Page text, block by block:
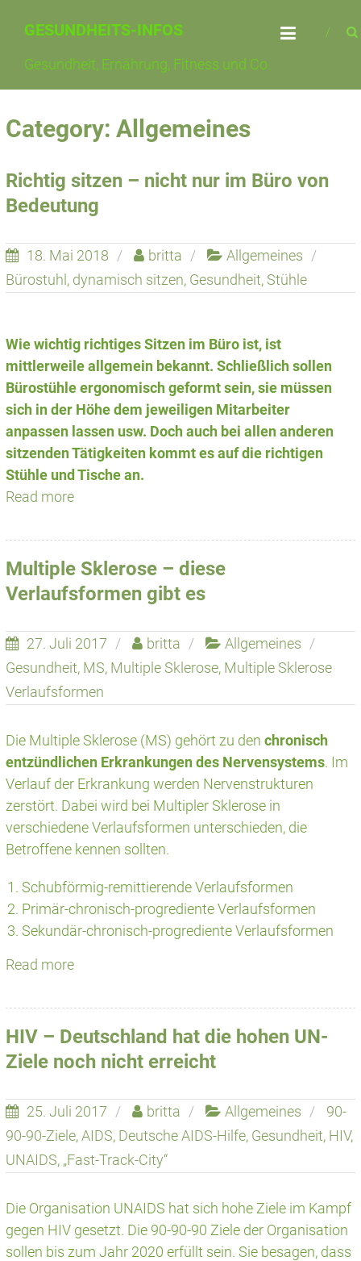
GESUNDHEITS-INFOS
Gesundheit, Ernährung, Fitness und Co.
Category: Allgemeines
Richtig sitzen – nicht nur im Büro von
Bedeutung
18. Mai 2018 britta
Allgemeines
Bürostuhl , dynamisch sitzen, Gesundheit, Stühle
Wie wichtig richtiges Sitzen im Büro ist, ist
mittlerweile allgemein bekannt. Schließlich sollen
Bürostühle ergonomisch geformt sein, sie müssen
sich in der Höhe dem jeweiligen Mitarbeiter
anpassen lassen usw. Doch auch bei allen anderen
sitzenden Tätigkeiten kommt es auf die richtigen
Stühle und Tische an.
Read more
Multiple Sklerose – diese
Verlaufsformen gibt es
27. Juli 2017 britta
Allgemeines
Gesundheit, MS, Multiple Sklerose, Multiple Sklerose
Verlaufsformen
Die Multiple Sklerose (MS) gehört zu den chronisch
entzündlichen Erkrankungen des Nervensystems. Im
Verlauf der Erkrankung werden Nervenstrukturen
zerstört. Dabei wird bei Multipler Sklerose in
verschiedene Verlaufsformen unterschieden, die
Betroffene kennen sollten.
Schubförmig-remittierende Verlaufsformen
Primär-chronisch-progrediente Verlaufsformen
Sekundär-chronisch-progrediente Verlaufsformen
Read more
HIV – Deutschland hat die hohen UN-
Ziele noch nicht erreicht
25. Juli 2017 britta Allgemeines
90-
90-90-Ziele,AIDS, Deutsche AIDS-Hilfe, Gesundheit, HIV,
UNAIDS, „Fast-Track-City“
Die Organisation UNAIDS hat sich hohe Ziele im Kampf
gegen HIV gesetzt. Die 90-90-90 Ziele der Organisation
sollen bis zum Jahr 2020 erfüllt sein. Sie besagen, dass